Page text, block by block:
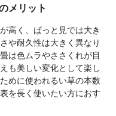
メリット
高く、ぱっと見では大き
や耐久性は大きく異なり
は色ムラやささくれが目
も美しい変化として楽し
めに使われるい草の本数
を長く使いたい方におす